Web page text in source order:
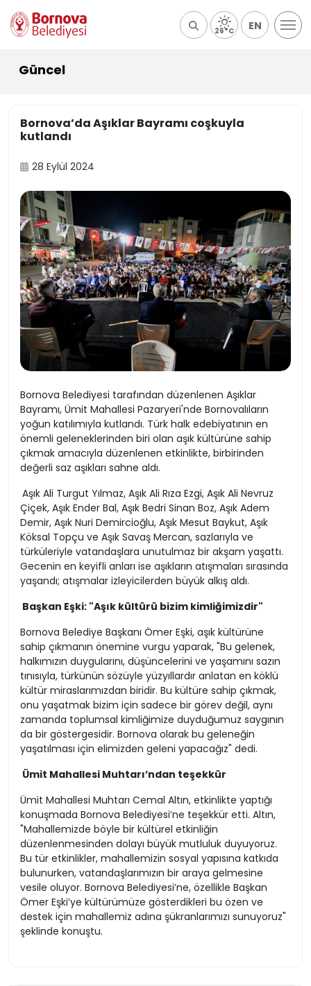
26°C EN
Güncel
Bornova’da Aşıklar Bayramı coşkuyla
kutlandı
28 Eylül 2024
Bornova Belediyesi tarafından düzenlenen Aşıklar
Bayramı, Ümit Mahallesi Pazaryeri'nde Bornovalıların
yoğun katılımıyla kutlandı. Türk halk edebiyatının en
önemli geleneklerinden biri olan aşık kültürüne sahip
çıkmak amacıyla düzenlenen etkinlikte, birbirinden
değerli saz aşıkları sahne aldı.
Aşık Ali Turgut Yılmaz, Aşık Ali Rıza Ezgi, Aşık Ali Nevruz
Çiçek, Aşık Ender Bal, Aşık Bedri Sinan Boz, Aşık Adem
Demir, Aşık Nuri Demircioğlu, Aşık Mesut Baykut, Aşık
Köksal Topçu ve Aşık Savaş Mercan, sazlarıyla ve
türküleriyle vatandaşlara unutulmaz bir akşam yaşattı.
Gecenin en keyifli anları ise aşıkların atışmaları sırasında
yaşandı; atışmalar izleyicilerden büyük alkış aldı.
Başkan Eşki: "Aşık kültürü bizim kimliğimizdir"
Bornova Belediye Başkanı Ömer Eşki, aşık kültürüne
sahip çıkmanın önemine vurgu yaparak, "Bu gelenek,
halkımızın duygularını, düşüncelerini ve yaşamını sazın
tınısıyla, türkünün sözüyle yüzyıllardır anlatan en köklü
kültür miraslarımızdan biridir. Bu kültüre sahip çıkmak,
onu yaşatmak bizim için sadece bir görev değil, aynı
zamanda toplumsal kimliğimize duyduğumuz saygının
da bir göstergesidir. Bornova olarak bu geleneğin
yaşatılması için elimizden geleni yapacağız" dedi.
Ümit Mahallesi Muhtarı’ndan teşekkür
Ümit Mahallesi Muhtarı Cemal Altın, etkinlikte yaptığı
konuşmada Bornova Belediyesi’ne teşekkür etti. Altın,
"Mahallemizde böyle bir kültürel etkinliğin
düzenlenmesinden dolayı büyük mutluluk duyuyoruz.
Bu tür etkinlikler, mahallemizin sosyal yapısına katkıda
bulunurken, vatandaşlarımızın bir araya gelmesine
vesile oluyor. Bornova Belediyesi’ne, özellikle Başkan
Ömer Eşki’ye kültürümüze gösterdikleri bu özen ve
destek için mahallemiz adına şükranlarımızı sunuyoruz"
şeklinde konuştu.